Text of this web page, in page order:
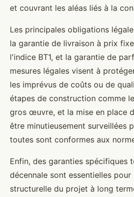
et couvrant les aléas liés à la
Les principales obligations
la garantie de livraison à prix
l'indice BT1, et la garantie de
mesures légales visent à
les imprévus de coûts ou de
étapes de construction comme
gros œuvre, et la mise en place
être minutieusement surveillées
toutes sont conformes aux
Enfin, des garanties spécifiques
décennale sont essentielles
structurelle du projet à long